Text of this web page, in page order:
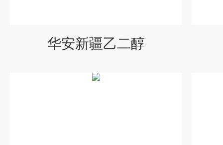
华安新疆乙二醇